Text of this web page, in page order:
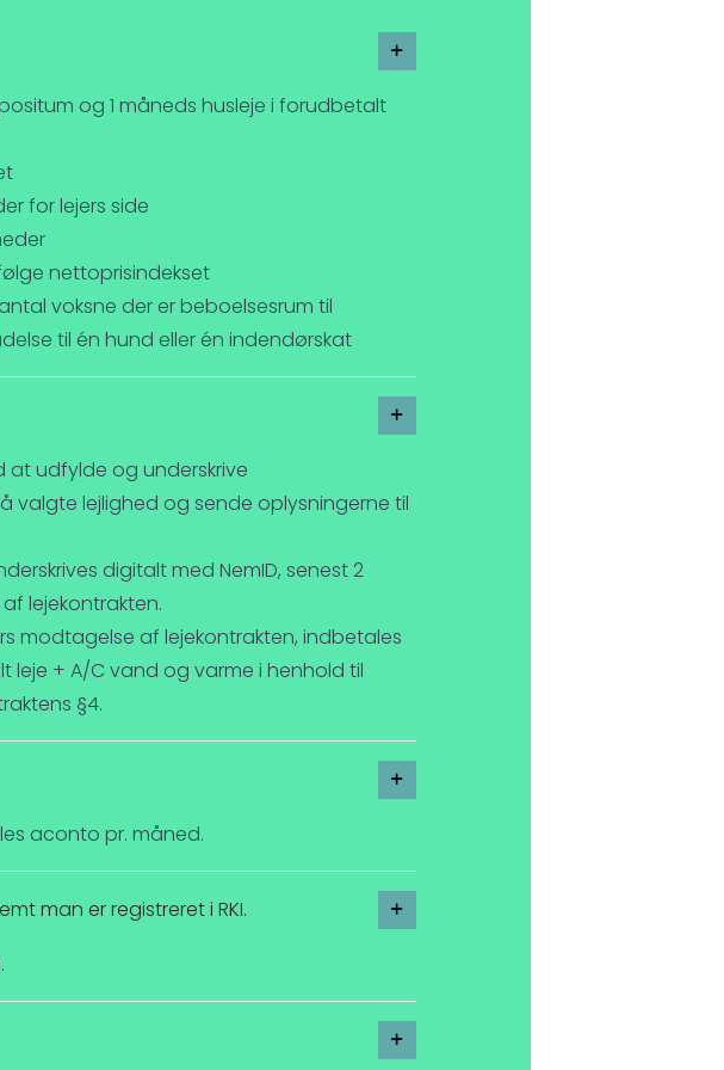
og 1 måneds husleje i forudbetalt
for lejers side
nettoprisindekset
voksne der er beboelsesrum til
til én hund eller én indendørskat
at udfylde og underskrive
valgte lejlighed og sende oplysningerne til
digitalt med NemID, senest 2
lejekontrakten.
modtagelse af lejekontrakten, indbetales
+ A/C vand og varme i henhold til
§4.
aconto pr. måned.
man er registreret i RKI.